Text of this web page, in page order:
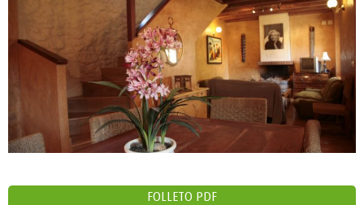
FOLLETO PDF